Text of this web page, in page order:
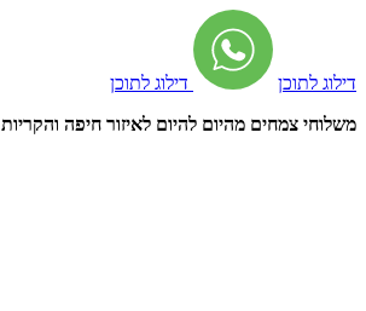
דילוג לתוכן
דילוג לתוכן
משלוחי צמחים מהיום להיום לאיזור חיפה והקריות